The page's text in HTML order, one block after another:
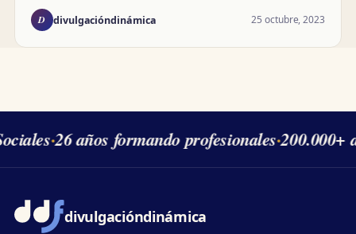
D divulgacióndinámica 25 octubre, 2023
·26 años formando profesionales·200.000+
divulgacióndinámica